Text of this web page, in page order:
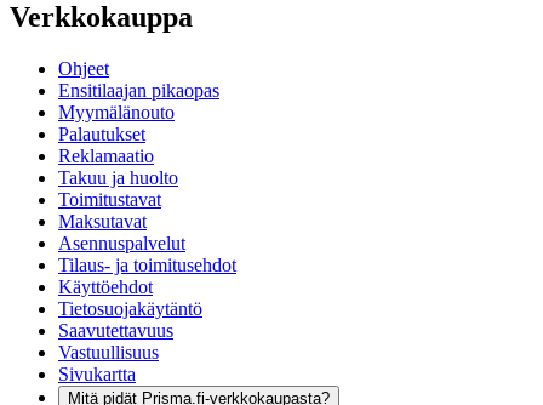
Verkkokauppa
Ohjeet
Ensitilaajan pikaopas
Myymälänouto
Palautukset
Reklamaatio
Takuu ja huolto
Toimitustavat
Maksutavat
Asennuspalvelut
Tilaus- ja toimitusehdot
Käyttöehdot
Tietosuojakäytäntö
Saavutettavuus
Vastuullisuus
Sivukartta
Mitä pidät Prisma.fi-verkkokaupasta?